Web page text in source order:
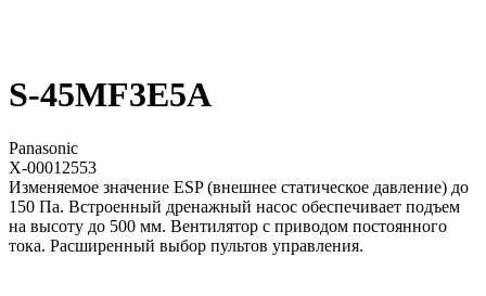
S-45MF3E5A
Panasonic
X-00012553
Изменяемое значение ESP (внешнее статическое давление) до
150 Па. Встроенный дренажный насос обеспечивает подъем
на высоту до 500 мм. Вентилятор с приводом постоянного
тока. Расширенный выбор пультов управления.